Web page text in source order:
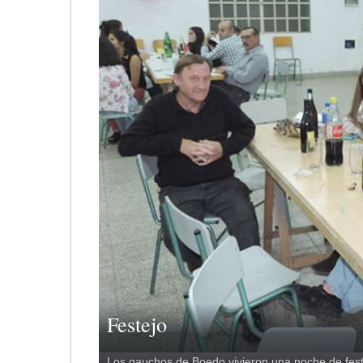
Festejo